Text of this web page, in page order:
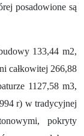
posadowione są
133,44 m2,
całkowitej 266,88
1127,58 m3,
r) w tradycyjnej
pokryty